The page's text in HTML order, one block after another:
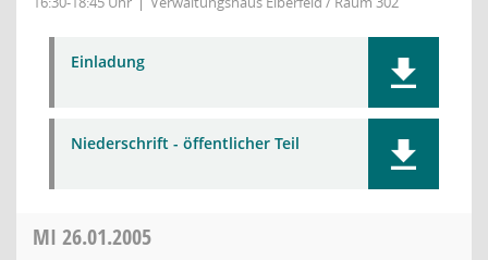
Einladung
Niederschrift - öffentlicher Teil
MI 26.01.2005